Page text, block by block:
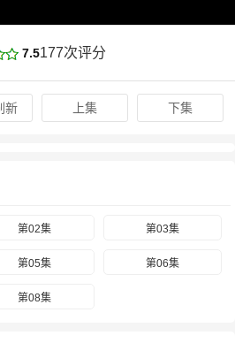
7.5177次评分
新 上集 下集
第02集 第03集
第05集 第06集
第08集